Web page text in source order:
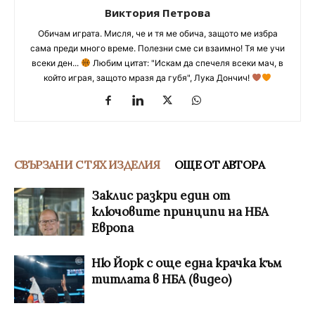
Виктория Петрова
Обичам играта. Мисля, че и тя ме обича, защото ме избра
сама преди много време. Полезни сме си взаимно! Тя ме учи
всеки ден...
Любим цитат: "Искам да спечеля всеки мач, в
който играя, защото мразя да губя", Лука Дончич!
СВЪРЗАНИ С ТЯХ ИЗДЕЛИЯ ОЩЕ ОТ АВТОРА
Заклис разкри един от
ключовите принципи на НБА
Европа
Ню Йорк с още една крачка към
титлата в НБА (видео)